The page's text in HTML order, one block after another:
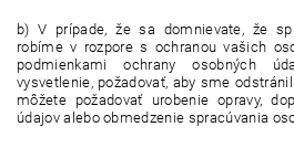
b) V prípade, že sa domnievate, že
robíme v rozpore s ochranou vašich
podmienkami ochrany osobných
vysvetlenie, požadovať, aby sme
môžete požadovať urobenie opravy,
údajov alebo obmedzenie spracúvania